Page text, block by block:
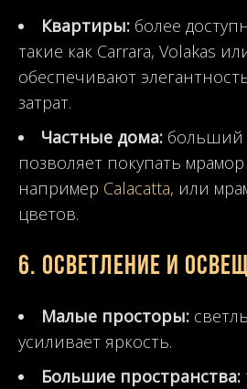
Квартиры: более
такие как Carrara, Volakas
обеспечивают
затрат.
Частные дома: больший
позволяет покупать
например Calacatta, или
цветов.
6. Осветление и
Малые просторы:
усиливает яркость.
Большие пространства: